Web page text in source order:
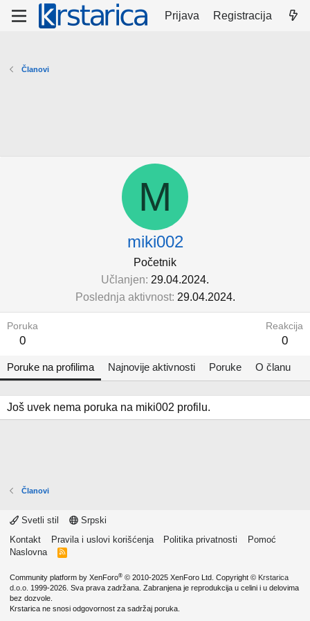
Prijava Registracija
Članovi
M
miki002
Početnik
Učlanjen 29.04.2024.
Poslednja aktivnost 29.04.2024.
Poruka
0
Reakcija
0
Poruke na profilima Najnovije aktivnosti Poruke O članu
Još uvek nema poruka na miki002 profilu.
Članovi
Svetli stil
Srpski
Kontakt
Pravila i uslovi korišćenja Politika privatnosti
Pomoć
Naslovna
R
Community platform by XenForo® © 2010-2025 XenForo Ltd. Copyright © Krstarica
d.o.o. 1999-2026. Sva prava zadržana. Zabranjena je reprodukcija u celini i u delovima
bez dozvole.
Krstarica ne snosi odgovornost za sadržaj poruka.